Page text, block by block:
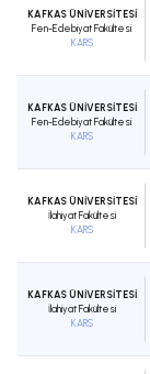
KAFKAS ÜNİVERSİTESİ
Fen-Edebiyat Fakültesi
KARS
KAFKAS ÜNİVERSİTESİ
Fen-Edebiyat Fakültesi
KARS
KAFKAS ÜNİVERSİTESİ
İlahiyat Fakültesi
KARS
KAFKAS ÜNİVERSİTESİ
İlahiyat Fakültesi
KARS